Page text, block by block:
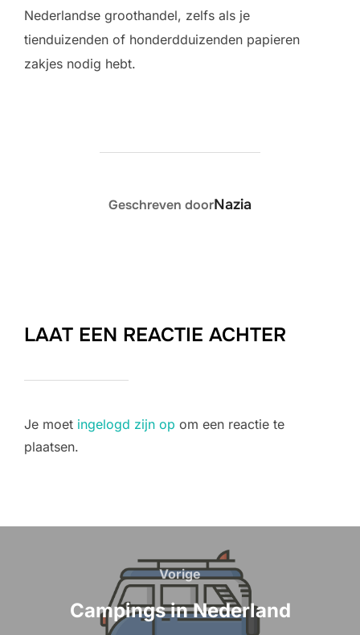
Nederlandse groothandel, zelfs als je
tienduizenden of honderdduizenden papieren
zakjes nodig hebt.
BERICHTAUTEUR
Geschreven doorNazia
LAAT EEN REACTIE ACHTER
Je moet ingelogd zijn op om een reactie te
plaatsen.
Vorige
Vorige
Campings in Nederland